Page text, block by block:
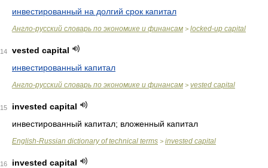
инвестированный на долгий срок капитал
Англо-русский словарь по экономике и финансам > locked-up capital
14
vested capital
инвестированный капитал
Англо-русский словарь по экономике и финансам > vested capital
15
invested capital
инвестированный капитал; вложенный капитал
English-Russian dictionary of technical terms > invested capital
16
invested capital